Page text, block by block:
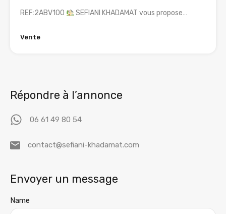
REF:2ABV100 SEFIANI KHADAMAT vous propose…
Vente
Répondre à l’annonce
06 61 49 80 54
contact@sefiani-khadamat.com
Envoyer un message
Name